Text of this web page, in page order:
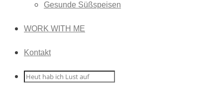
Gesunde Süßspeisen
WORK WITH ME
Kontakt